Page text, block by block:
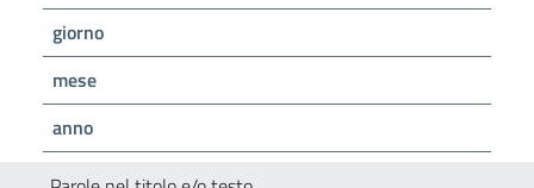
giorno
mese
anno